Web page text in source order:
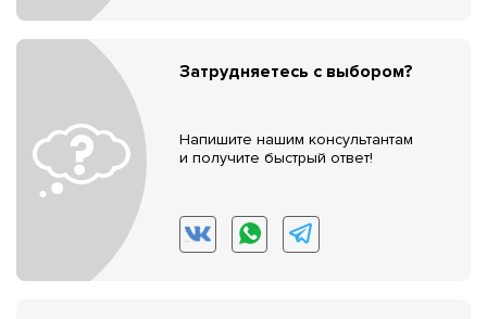
Затрудняетесь с выбором?
Напишите нашим консультантам
и получите быстрый ответ!